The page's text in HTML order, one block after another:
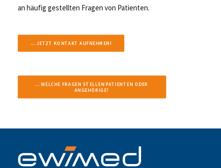
an häufig gestellten Fragen von Patienten.
... JETZT KONTAKT AUFNEHMEN!
... WELCHE FRAGEN STELLEN PATIENTEN ODER
ANGEHÖRIGE?